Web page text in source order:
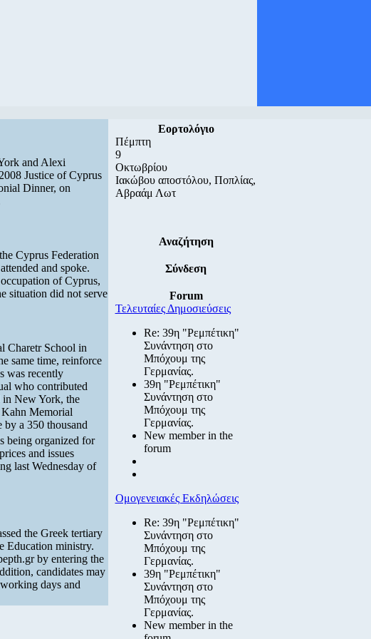
and Alexi
Justice of Cyprus
Dinner, on
Cyprus Federation
and spoke.
of Cyprus,
situation did not serve
Charetr School in
same time, reinforce
was recently
who contributed
in New York, the
Kahn Memorial
a 350 thousand
being organized for
and issues
last Wednesday of
the Greek tertiary
Education ministry.
by entering the
candidates may
days and
Εορτολόγιο
Πέμπτη
9
Οκτωβρίου
Ιακώβου αποστόλου, Ποπλίας,
Αβραάμ Λωτ
Αναζήτηση
Σύνδεση
Forum
Τελευταίες Δημοσιεύσεις
Re: 39η "Ρεμπέτικη"
Συνάντηση στο
Μπόχουμ της
Γερμανίας.
39η "Ρεμπέτικη"
Συνάντηση στο
Μπόχουμ της
Γερμανίας.
New member in the
forum
Ομογενειακές Εκδηλώσεις
Re: 39η "Ρεμπέτικη"
Συνάντηση στο
Μπόχουμ της
Γερμανίας.
39η "Ρεμπέτικη"
Συνάντηση στο
Μπόχουμ της
Γερμανίας.
New member in the